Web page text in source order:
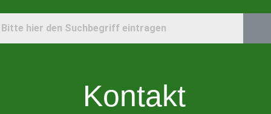
Kontakt